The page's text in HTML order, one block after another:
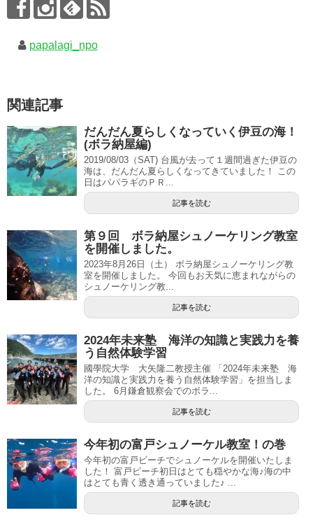
papalagi_npo
関連記事
だんだん夏らしくなっていく伊豆の海！
(ボラ納屋編)
2019/08/03（SAT) 台風が去って１週間過ぎた伊豆の
海は、だんだん夏らしくなってきていました！ この
日はパパラギのＰＲ...
記事を読む
第９回 ボラ納屋シュノーケリング教室
を開催しました。
2023年8月26日（土） ボラ納屋シュノーケリング教
室を開催しました。 今回もお天気に恵まれながらの
シュノーケリング教...
記事を読む
2024年未来塾 海洋の知識と実践力を養
う自然体験学習
國學院大学 大矢隆二教授主催 「2024年未来塾 海
洋の知識と実践力を養う自然体験学習」を担当しま
した。 6月鎌倉観察会でのボラ...
記事を読む
今年初の富戸シュノーケル教室！の巻
今年初の富戸ビーチでシュノーケルを開催いたしま
した！ 富戸ビーチ初日はとても穏やかな海♪海の中
はとても青く透き通っていました♪ ...
記事を読む